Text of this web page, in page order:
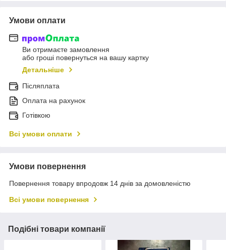
Умови оплати
Ви отримаєте замовлення
або гроші повернуться на вашу картку
Детальніше
Післяплата
Оплата на рахунок
Готівкою
Всі умови оплати
Умови повернення
Повернення товару впродовж 14 днів за домовленістю
Всі умови повернення
Подібні товари компанії